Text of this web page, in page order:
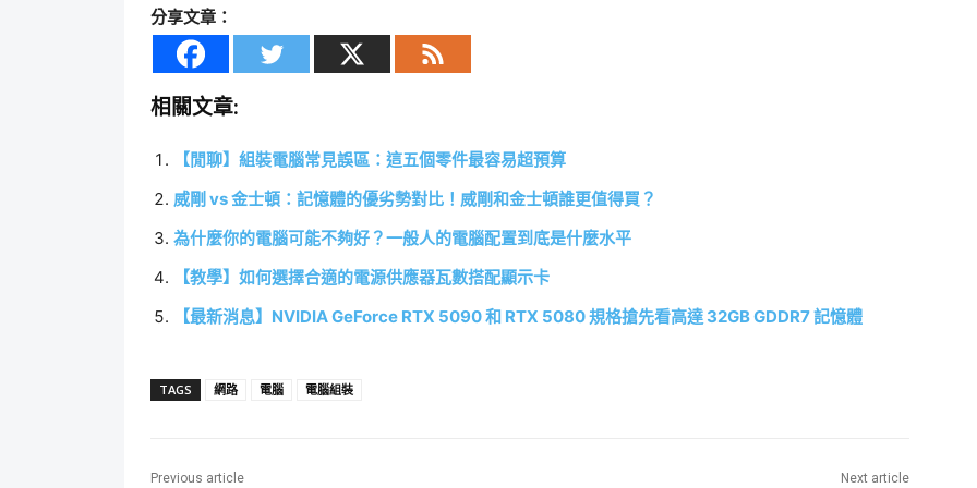
分享文章：
相關文章:
【閒聊】組裝電腦常見誤區：這五個零件最容易超預算
威剛 vs 金士頓：記憶體的優劣勢對比！威剛和金士頓誰更值得買？
為什麼你的電腦可能不夠好？一般人的電腦配置到底是什麼水平
【教學】如何選擇合適的電源供應器瓦數搭配顯示卡
【最新消息】NVIDIA GeForce RTX 5090 和 RTX 5080 規格搶先看高達 32GB GDDR7 記憶體
TAGS 網路 電腦 電腦組裝
Previous article Next article